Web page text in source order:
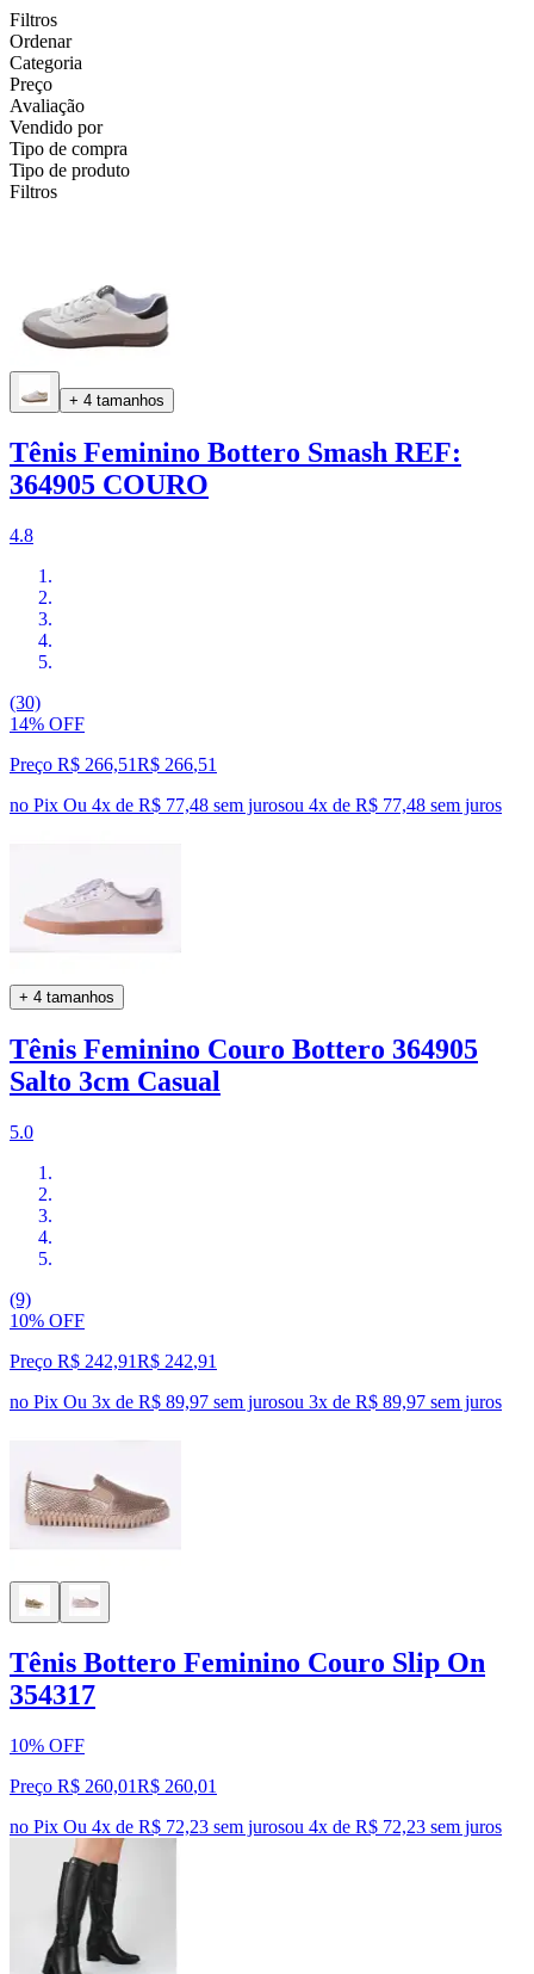
Filtros
Ordenar
Categoria
Preço
Avaliação
Vendido por
Tipo de compra
Tipo de produto
Filtros
+ 4 tamanhos
Tênis Feminino Bottero Smash REF:
364905 COURO
4.8
(30)
14% OFF
Preço R$ 266,51R$ 266,51
no Pix Ou 4x de R$ 77,48 sem jurosou 4x de R$ 77,48 sem juros
+ 4 tamanhos
Tênis Feminino Couro Bottero 364905
Salto 3cm Casual
5.0
(9)
10% OFF
Preço R$ 242,91R$ 242,91
no Pix Ou 3x de R$ 89,97 sem jurosou 3x de R$ 89,97 sem juros
Tênis Bottero Feminino Couro Slip On
354317
10% OFF
Preço R$ 260,01R$ 260,01
no Pix Ou 4x de R$ 72,23 sem jurosou 4x de R$ 72,23 sem juros